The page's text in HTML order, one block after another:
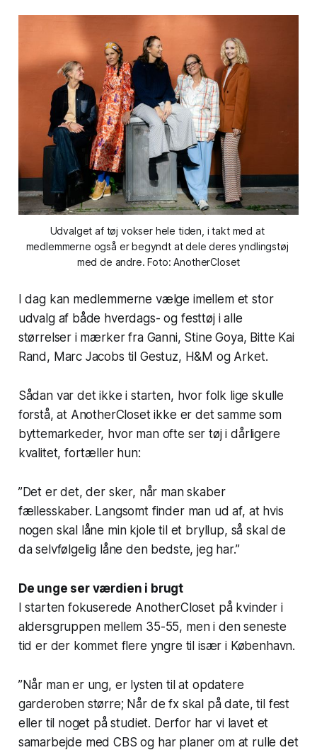
Udvalget af tøj vokser hele tiden, i takt med at
medlemmerne også er begyndt at dele deres yndlingstøj
med de andre. Foto: AnotherCloset
I dag kan medlemmerne vælge imellem et stor
udvalg af både hverdags- og festtøj i alle
størrelser i mærker fra Ganni, Stine Goya, Bitte Kai
Rand, Marc Jacobs til Gestuz, H&M og Arket.
Sådan var det ikke i starten, hvor folk lige skulle
forstå, at AnotherCloset ikke er det samme som
byttemarkeder, hvor man ofte ser tøj i dårligere
kvalitet, fortæller hun:
”Det er det, der sker, når man skaber
fællesskaber. Langsomt finder man ud af, at hvis
nogen skal låne min kjole til et bryllup, så skal de
da selvfølgelig låne den bedste, jeg har.”
De unge ser værdien i brugt
I starten fokuserede AnotherCloset på kvinder i
aldersgruppen mellem 35-55, men i den seneste
tid er der kommet flere yngre til især i København.
”Når man er ung, er lysten til at opdatere
garderoben større; Når de fx skal på date, til fest
eller til noget på studiet. Derfor har vi lavet et
samarbejde med CBS og har planer om at rulle det